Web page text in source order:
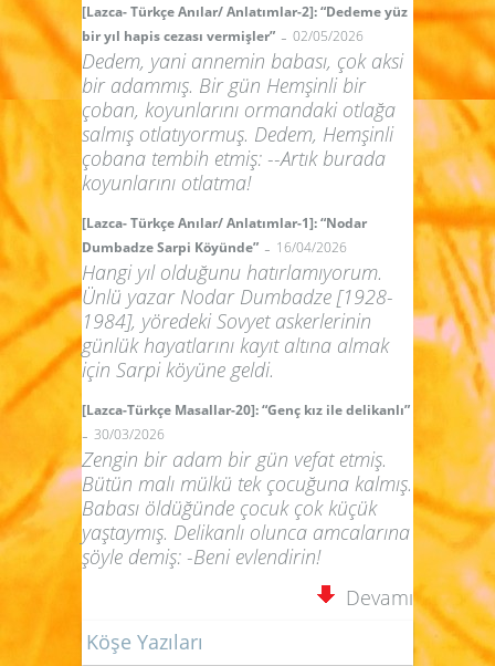
[Lazca- Türkçe Anılar/ Anlatımlar-2]: “Dedeme yüz
bir yıl hapis cezası vermişler” - 02/05/2026
Dedem, yani annemin babası, çok aksi
bir adammış. Bir gün Hemşinli bir
çoban, koyunlarını ormandaki otlağa
salmış otlatıyormuş. Dedem, Hemşinli
çobana tembih etmiş: --Artık burada
koyunlarını otlatma!
[Lazca- Türkçe Anılar/ Anlatımlar-1]: “Nodar
Dumbadze Sarpi Köyünde” - 16/04/2026
Hangi yıl olduğunu hatırlamıyorum.
Ünlü yazar Nodar Dumbadze [1928-
1984], yöredeki Sovyet askerlerinin
günlük hayatlarını kayıt altına almak
için Sarpi köyüne geldi.
[Lazca-Türkçe Masallar-20]: “Genç kız ile delikanlı”
- 30/03/2026
Zengin bir adam bir gün vefat etmiş.
Bütün malı mülkü tek çocuğuna kalmış.
Babası öldüğünde çocuk çok küçük
yaştaymış. Delikanlı olunca amcalarına
şöyle demiş: -Beni evlendirin!
Devamı
Köşe Yazıları